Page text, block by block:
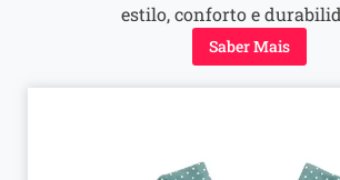
estilo, conforto e
Saber Mais